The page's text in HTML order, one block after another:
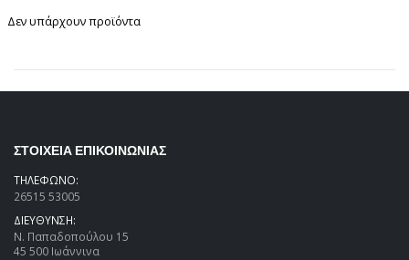
Δεν υπάρχουν προϊόντα
ΣΤΟΙΧΕΙΑ ΕΠΙΚΟΙΝΩΝΙΑΣ
ΤΗΛΕΦΩΝΟ:
26515 53005
ΔΙΕΥΘΥΝΣΗ:
Ν. Παπαδοπούλου 15
45 500 Ιωάννινα